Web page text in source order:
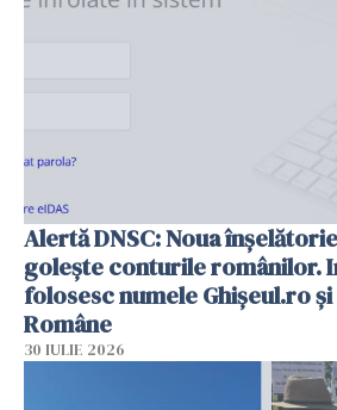
Alertă DNSC: Noua
golește conturile românilor.
folosesc numele Ghișeul.ro
Române
30 IULIE 2026